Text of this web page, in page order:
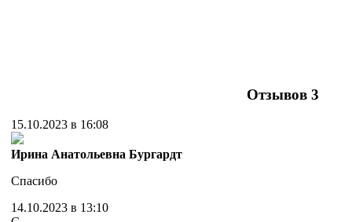
Отзывов 3
15.10.2023 в 16:08
Ирина Анатольевна Бургардт
Спасибо
14.10.2023 в 13:10